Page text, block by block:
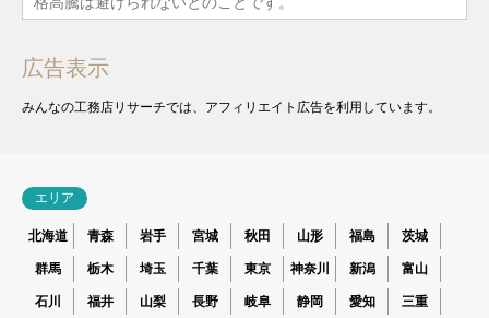
広告表示
みんなの工務店リサーチでは、アフィリエイト広告を利用しています。
エリア
北海道 青森 岩手 宮城 秋田 山形 福島 茨城
群馬 栃木 埼玉 千葉 東京 神奈川 新潟 富山
石川 福井 山梨 長野 岐阜 静岡 愛知 三重